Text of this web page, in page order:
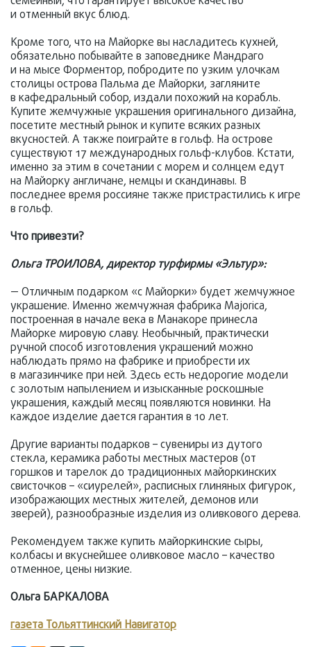
и отменный вкус блюд.
Кроме того, что на Майорке вы насладитесь кухней,
обязательно побывайте в заповеднике Мандраго
и на мысе Форментор, побродите по узким улочкам
столицы острова Пальма де Майорки, загляните
в кафедральный собор, издали похожий на корабль.
Купите жемчужные украшения оригинального дизайна,
посетите местный рынок и купите всяких разных
вкусностей. А также поиграйте в гольф. На острове
существуют 17 международных гольф-клубов. Кстати,
именно за этим в сочетании с морем и солнцем едут
на Майорку англичане, немцы и скандинавы. В
последнее время россияне также пристрастились к игре
в гольф.
Что привезти?
Ольга ТРОИЛОВА, директор турфирмы «Эльтур»:
— Отличным подарком «с Майорки» будет жемчужное
украшение. Именно жемчужная фабрика Majorica,
построенная в начале века в Манакоре принесла
Майорке мировую славу. Необычный, практически
ручной способ изготовления украшений можно
наблюдать прямо на фабрике и приобрести их
в магазинчике при ней. Здесь есть недорогие модели
с золотым напылением и изысканные роскошные
украшения, каждый месяц появляются новинки. На
каждое изделие дается гарантия в 10 лет.
Другие варианты подарков – сувениры из дутого
стекла, керамика работы местных мастеров (от
горшков и тарелок до традиционных майоркинских
свисточков – «сиурелей», расписных глиняных фигурок,
изображающих местных жителей, демонов или
зверей), разнообразные изделия из оливкового дерева.
Рекомендуем также купить майоркинские сыры,
колбасы и вкуснейшее оливковое масло – качество
отменное, цены низкие.
Ольга БАРКАЛОВА
газета Тольяттинский Навигатор